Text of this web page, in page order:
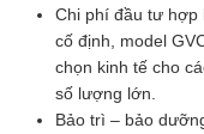
Chi phí đầu tư hợp
cố định, model
chọn kinh tế cho
số lượng lớn.
Bảo trì – bảo